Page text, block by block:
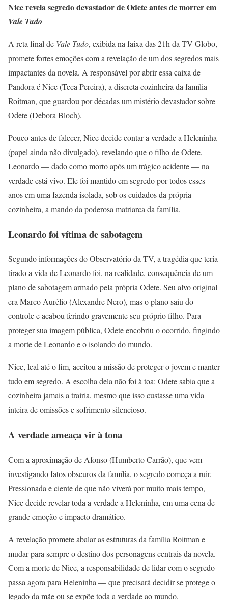
Nice revela segredo devastador de Odete antes de morrer em
Vale Tudo
A reta final de Vale Tudo, exibida na faixa das 21h da TV Globo,
promete fortes emoções com a revelação de um dos segredos mais
impactantes da novela. A responsável por abrir essa caixa de
Pandora é Nice (Teca Pereira), a discreta cozinheira da família
Roitman, que guardou por décadas um mistério devastador sobre
Odete (Debora Bloch).
Pouco antes de falecer, Nice decide contar a verdade a Heleninha
(papel ainda não divulgado), revelando que o filho de Odete,
Leonardo — dado como morto após um trágico acidente — na
verdade está vivo. Ele foi mantido em segredo por todos esses
anos em uma fazenda isolada, sob os cuidados da própria
cozinheira, a mando da poderosa matriarca da família.
Leonardo foi vítima de sabotagem
Segundo informações do Observatório da TV, a tragédia que teria
tirado a vida de Leonardo foi, na realidade, consequência de um
plano de sabotagem armado pela própria Odete. Seu alvo original
era Marco Aurélio (Alexandre Nero), mas o plano saiu do
controle e acabou ferindo gravemente seu próprio filho. Para
proteger sua imagem pública, Odete encobriu o ocorrido, fingindo
a morte de Leonardo e o isolando do mundo.
Nice, leal até o fim, aceitou a missão de proteger o jovem e manter
tudo em segredo. A escolha dela não foi à toa: Odete sabia que a
cozinheira jamais a trairia, mesmo que isso custasse uma vida
inteira de omissões e sofrimento silencioso.
A verdade ameaça vir à tona
Com a aproximação de Afonso (Humberto Carrão), que vem
investigando fatos obscuros da família, o segredo começa a ruir.
Pressionada e ciente de que não viverá por muito mais tempo,
Nice decide revelar toda a verdade a Heleninha, em uma cena de
grande emoção e impacto dramático.
A revelação promete abalar as estruturas da família Roitman e
mudar para sempre o destino dos personagens centrais da novela.
Com a morte de Nice, a responsabilidade de lidar com o segredo
passa agora para Heleninha — que precisará decidir se protege o
legado da mãe ou se expõe toda a verdade ao mundo.